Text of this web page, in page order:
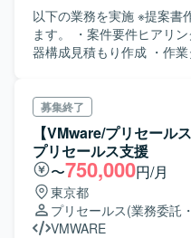
以下の業務を実施 ※提案書
ます。 ・案件要件ヒアリ
器構成見積もり作成 ・作
募集終了
【VMware/プリセール
プリセールス支援
〜750,000円/月
東京都
プリセールス(業務委託
VMWARE